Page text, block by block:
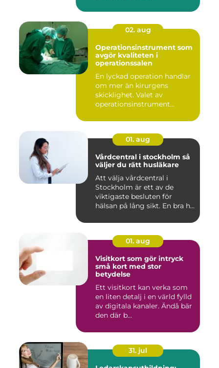
02. aug
Operationsinstrument som
avgör kvaliteten i
operationssalen
En lyckad operation handlar
om mer än kirurgens
skicklighet. Valet av
operationsinstrument
01. aug
Vårdcentral i stockholm så
väljer du rätt husläkare
Att välja vårdcentral i
Stockholm är ett av de
viktigaste besluten för
hälsan på lång sikt. En bra h...
01. aug
Visitkort som gör intryck
små kort med stor
betydelse
Ett visitkort kan verka som
en liten detalj i en värld fylld
av digitala kanaler. Ändå bär
den där b...
31. jul